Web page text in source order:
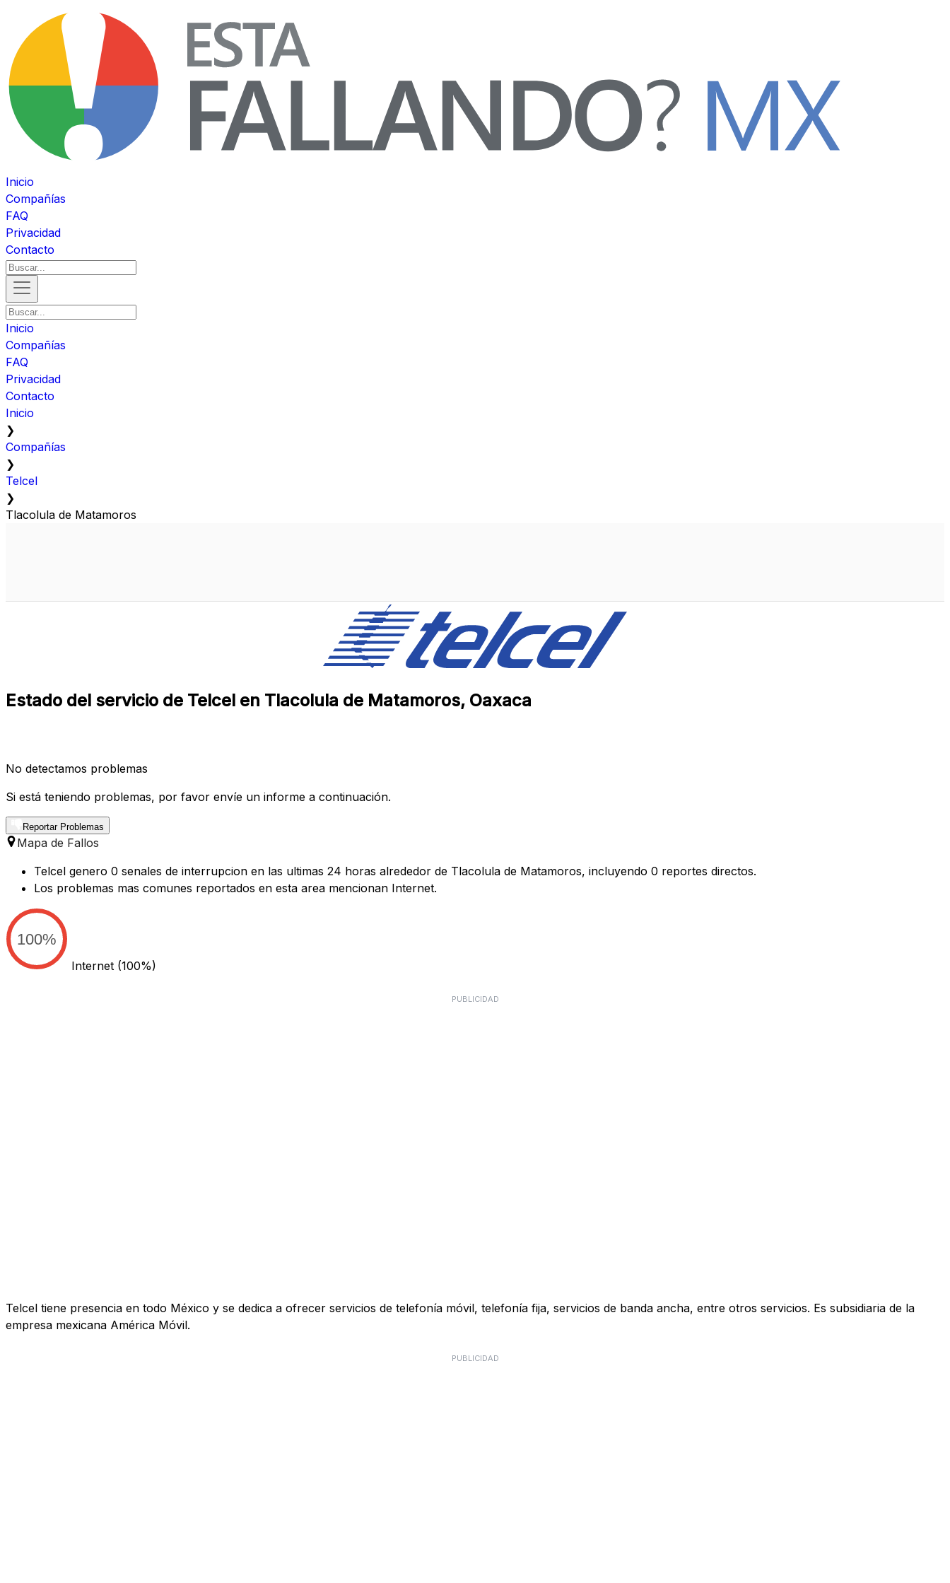
Inicio
Compañías
FAQ
Privacidad
Contacto
Inicio
Compañías
FAQ
Privacidad
Contacto
Inicio
❯
Compañías
❯
Telcel
❯
Tlacolula de Matamoros
Estado del servicio de Telcel en Tlacolula de Matamoros, Oaxaca
No detectamos problemas
Si está teniendo problemas, por favor envíe un informe a continuación.
Reportar Problemas
Mapa de Fallos
Telcel genero 0 senales de interrupcion en las ultimas 24 horas alrededor de Tlacolula de Matamoros, incluyendo 0 reportes directos.
Los problemas mas comunes reportados en esta area mencionan Internet.
100%
Internet (100%)
PUBLICIDAD
Telcel tiene presencia en todo México y se dedica a ofrecer servicios de telefonía móvil, telefonía fija, servicios de banda ancha, entre otros servicios. Es subsidiaria de la
empresa mexicana América Móvil.
PUBLICIDAD